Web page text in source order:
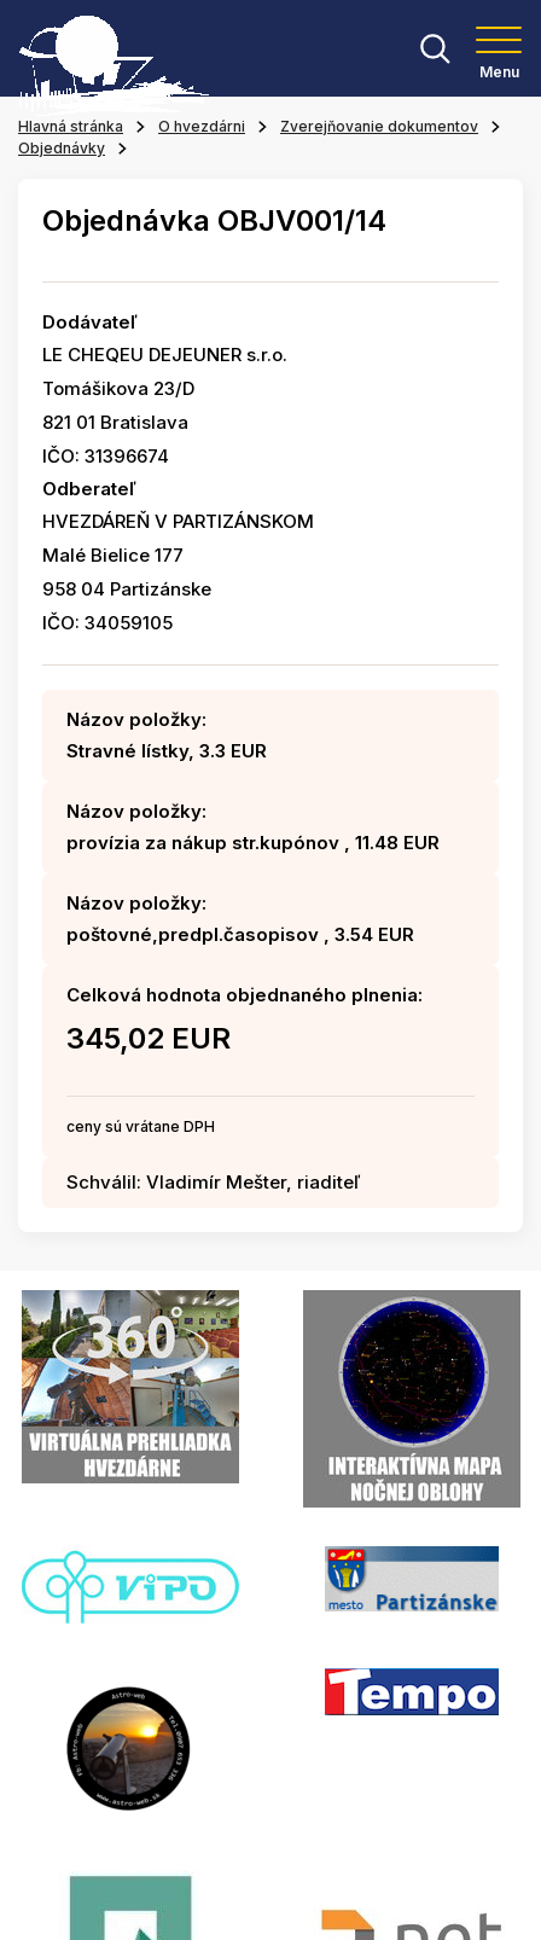
Menu
Hlavná stránka O hvezdárni
Zverejňovanie dokumentov
Objednávky
Objednávka OBJV001/14
Dodávateľ
LE CHEQEU DEJEUNER s.r.o.
Tomášikova 23/D
821 01 Bratislava
IČO: 31396674
Odberateľ
HVEZDÁREŇ V PARTIZÁNSKOM
Malé Bielice 177
958 04 Partizánske
IČO: 34059105
Názov položky:
Stravné lístky, 3.3 EUR
Názov položky:
provízia za nákup str.kupónov , 11.48 EUR
Názov položky:
poštovné,predpl.časopisov , 3.54 EUR
Celková hodnota objednaného plnenia:
345,02 EUR
ceny sú vrátane DPH
Schválil: Vladimír Mešter, riaditeľ